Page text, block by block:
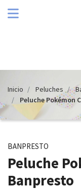
Inicio Peluches
Peluche Pokémon
BANPRESTO
Peluche
Banpresto